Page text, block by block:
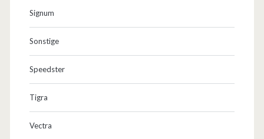
Signum
Sonstige
Speedster
Tigra
Vectra